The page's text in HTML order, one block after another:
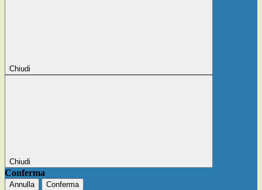
Chiudi
Chiudi
Conferma
Annulla Conferma